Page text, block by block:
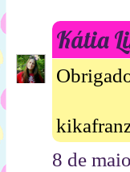
Kátia
8 de